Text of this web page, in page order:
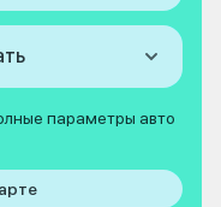
параметры авто